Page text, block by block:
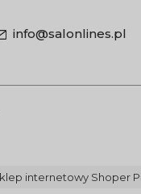
info@salonlines.pl
internetowy Shoper